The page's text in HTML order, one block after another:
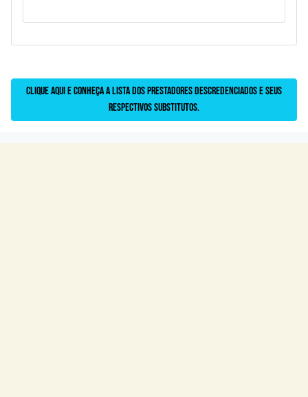
Clique aqui e conheça a lista dos prestadores descredenciados e seus
respectivos substitutos.